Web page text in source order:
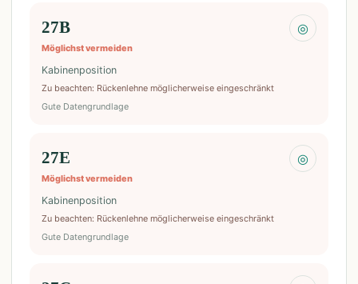
27B
Möglichst vermeiden
◎
Kabinenposition
Zu beachten: Rückenlehne möglicherweise eingeschränkt
Gute Datengrundlage
27E
Möglichst vermeiden
◎
Kabinenposition
Zu beachten: Rückenlehne möglicherweise eingeschränkt
Gute Datengrundlage